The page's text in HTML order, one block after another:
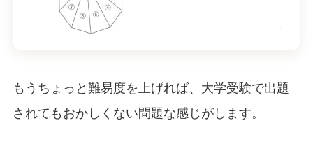
もうちょっと難易度を上げれば、大学受験で出題
されてもおかしくない問題な感じがします。